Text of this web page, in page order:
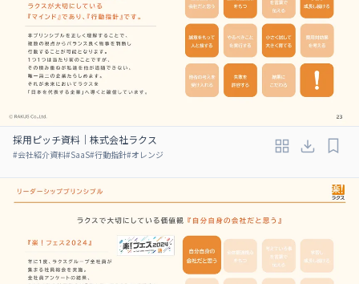
採用ピッチ資料｜株式会社ラクス
#会社紹介資料#SaaS#行動指針#オレンジ